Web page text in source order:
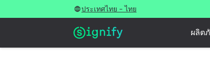
ประเทศไทย - ไทย
ผลิต